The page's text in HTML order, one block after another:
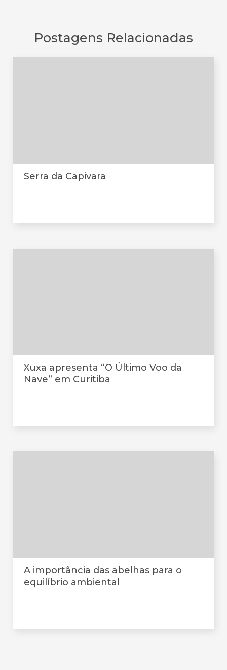
Postagens Relacionadas
Serra da Capivara
Xuxa apresenta “O Último Voo da
Nave” em Curitiba
A importância das abelhas para o
equilíbrio ambiental